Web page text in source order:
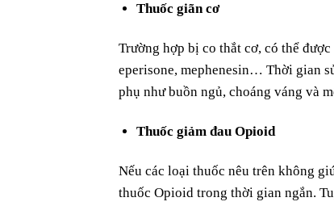
Thuốc giãn cơ
Trường hợp bị co thắt cơ, có thể
eperisone, mephenesin… Thời gian
phụ như buồn ngủ, choáng váng và
Thuốc giảm đau Opioid
Nếu các loại thuốc nêu trên không
thuốc Opioid trong thời gian ngắn.